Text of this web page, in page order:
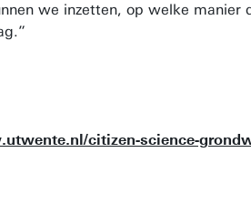
we inzetten, op welke
citizen-science-